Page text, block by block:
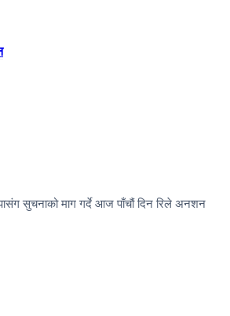
सुचनाको माग गर्दे आज पाँचौं दिन रिले अनशन